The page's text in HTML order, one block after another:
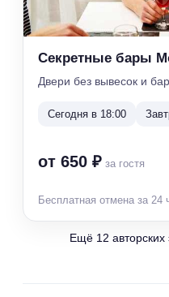
Секретные бары
Двери без вывесок и
Сегодня в 18:00
от 650 ₽ за гостя
Бесплатная отмена за 24
Ещё 12 авторских